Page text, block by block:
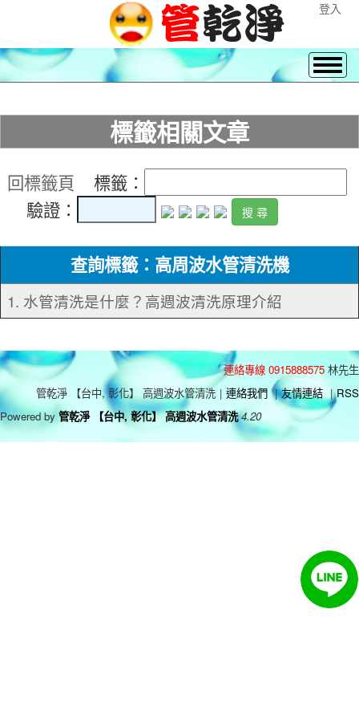
登入
標籤相關文章
回標籤頁 標籤：
驗證：
查詢標籤：高周波水管清洗機
1. 水管清洗是什麼？高週波清洗原理介紹
連絡專線 0915888575 林先生
管乾淨 【台中, 彰化】 高週波水管清洗 | 連絡我們 | 友情連結 | RSS
Powered by 管乾淨 【台中, 彰化】 高週波水管清洗 4.20